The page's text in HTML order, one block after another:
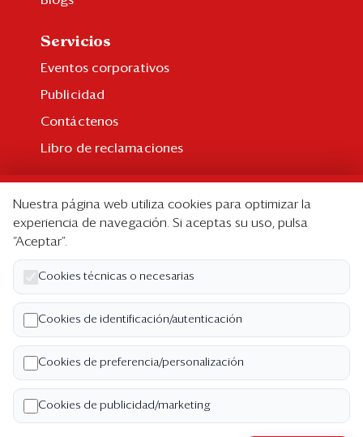
Servicios
Eventos corporativos
Publicidad
Contáctenos
Libro de reclamaciones
Suscripción individual
Paquetes corporativos
Edición Impresa
Nosotros
Quiénes somos
Código de ética
Términos y Condiciones
Nuestra página web utiliza cookies para optimizar la
experiencia de navegación. Si aceptas su uso, pulsa
“Aceptar”.
Cookies técnicas o necesarias
Cookies de identificación/autenticación
Cookies de preferencia/personalización
Cookies de publicidad/marketing